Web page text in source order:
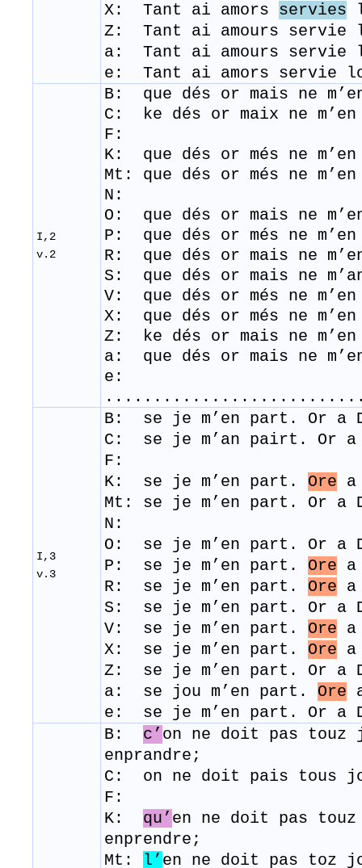
X: Tant ai amors servies
Z: Tant ai amours servie
a: Tant ai amours servie
e: Tant ai amors
I,2
v.2
B: que dés or mais ne
C: ke dés or maix ne
F:
K: que dés or més ne
Mt: que dés or més ne
N:
O: que dés or mais ne
P: que dés or més ne
R: que dés or mais ne
S: que dés or mais ne
V: que dés or més ne
X: que dés or més ne
Z: ke dés or mais ne
a: que dés or mais ne
e:
I,3
v.3
B: se je m’en part. Or a
C: se je m’an pairt. Or
F:
K: se je m’en part. Ore a
Mt: se je m’en part. Or a
N:
O: se je m’en part. Or a
P: se je m’en part. Ore a
R: se je m’en part. Ore a
S: se je m’en part. Or a
V: se je m’en part. Ore a
X: se je m’en part. Ore a
Z: se je m’en part. Or a
a: se jou m’en part. Ore
e: se je m’en part. Or
B: c’ on ne doit pas
enprandre;
C: on ne doit pais tous
F:
K: qu’ en ne doit pas
enprendre;
Mt: l’ en ne doit pas toz